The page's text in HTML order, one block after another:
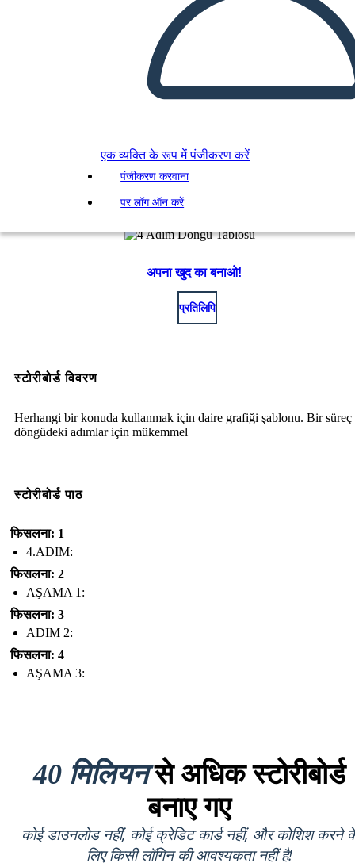
एक व्यक्ति के रूप में पंजीकरण करें
पंजीकरण करवाना
पर लॉग ऑन करें
अपना खुद का बनाओ!
प्रतिलिपि
स्टोरीबोर्ड विवरण
Herhangi bir konuda kullanmak için daire grafiği şablonu. Bir süreç
döngüdeki adımlar için mükemmel
स्टोरीबोर्ड पाठ
फिसलना: 1
4.ADIM:
फिसलना: 2
AŞAMA 1:
फिसलना: 3
ADIM 2:
फिसलना: 4
AŞAMA 3:
40 मिलियनसे अधिक स्टोरीबोर्ड
बनाए गए
कोई डाउनलोड नहीं, कोई क्रेडिट कार्ड नहीं, और कोशिश करने
लिए किसी लॉगिन की आवश्यकता नहीं है!